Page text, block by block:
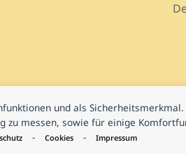
und als
zu messen, sowie für einige
- Cookies - Impressum